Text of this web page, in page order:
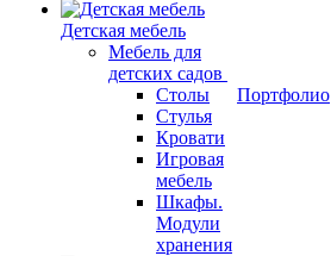
Детская мебель
Мебель для
детских садов
Столы
Стулья
Кровати
Игровая
мебель
Шкафы.
Модули
хранения
Портфолио